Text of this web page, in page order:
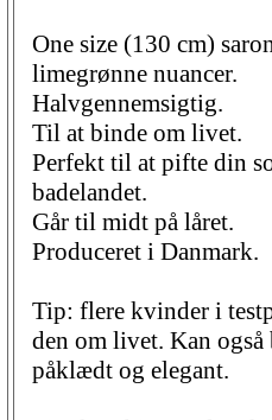
One size (130 cm)
limegrønne nuancer.
Halvgennemsigtig.
Til at binde om livet.
Perfekt til at pifte din
badelandet.
Går til midt på låret.
Produceret i Danmark.
Tip: flere kvinder i
den om livet. Kan
påklædt og elegant.